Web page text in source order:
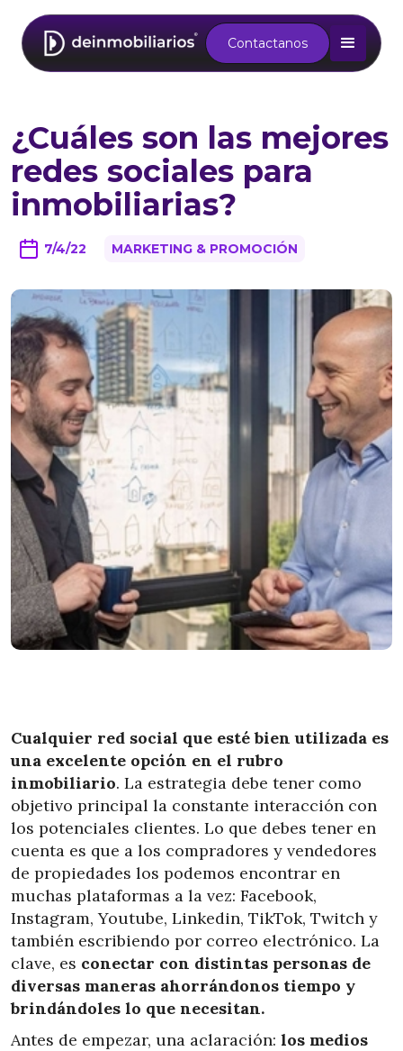
¿Cuáles son las mejores
redes sociales para
inmobiliarias?
7/4/22 MARKETING & PROMOCIÓN
Contactanos
Cualquier red social que esté bien utilizada es
una excelente opción en el rubro
inmobiliario. La estrategia debe tener como
objetivo principal la constante interacción con
los potenciales clientes. Lo que debes tener en
cuenta es que a los compradores y vendedores
de propiedades los podemos encontrar en
muchas plataformas a la vez: Facebook,
Instagram, Youtube, Linkedin, TikTok, Twitch y
también escribiendo por correo electrónico. La
clave, es conectar con distintas personas de
diversas maneras ahorrándonos tiempo y
brindándoles lo que necesitan.
Antes de empezar, una aclaración: los medios